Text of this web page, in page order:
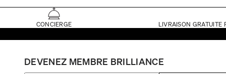
CONCIERGE LIVRAISON GRATUITE
DEVENEZ MEMBRE BRILLIANCE